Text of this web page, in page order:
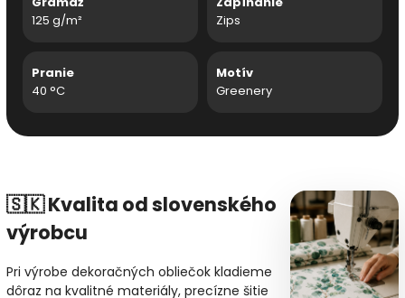
125 g/m²
Zips
Pranie
40 °C
Motív
Greenery
🇸🇰 Kvalita od slovenského
výrobcu
Pri výrobe dekoračných obliečok kladieme
dôraz na kvalitné materiály, precízne šitie